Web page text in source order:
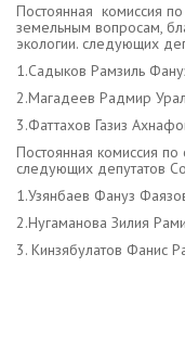
Постоянная комиссия
земельным вопросам,
экологии. следующих
1.Садыков Рамзиль
2.Магадеев Радмир
3.Фаттахов Газиз
Постоянная комиссия
следующих депутатов
1.Узянбаев Фануз
2.Нугаманова Зилия
3. Кинзябулатов Фанис